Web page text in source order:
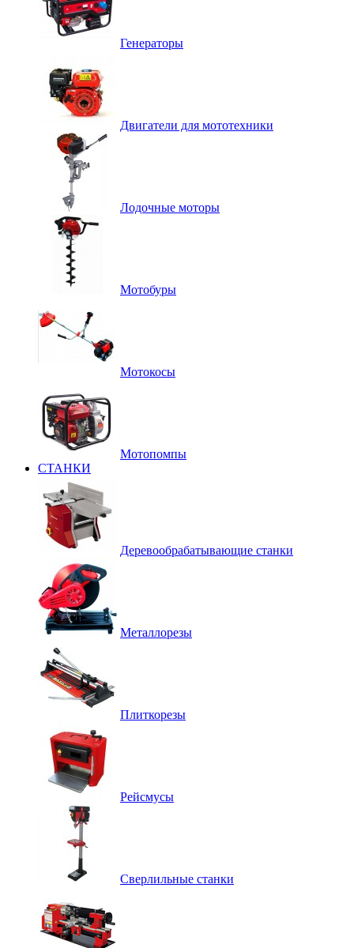
Генераторы
Двигатели для мототехники
Лодочные моторы
Мотобуры
Мотокосы
Мотопомпы
СТАНКИ
Деревообрабатывающие станки
Металлорезы
Плиткорезы
Рейсмусы
Сверлильные станки